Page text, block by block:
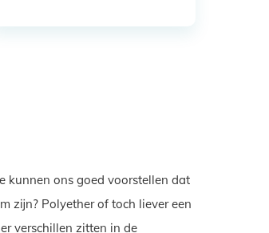
kunnen ons goed voorstellen dat
zijn? Polyether of toch liever een
verschillen zitten in de